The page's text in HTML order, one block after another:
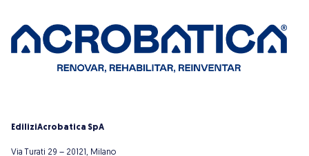
EdiliziAcrobatica SpA
Via Turati 29 – 20121, Milano